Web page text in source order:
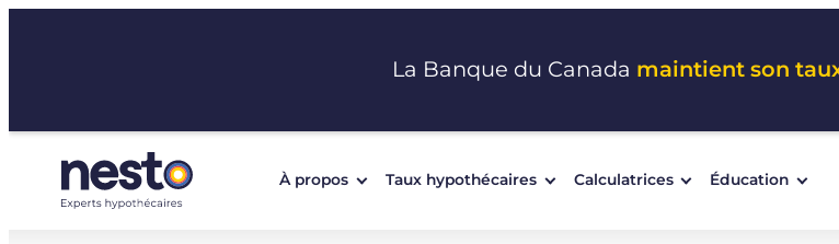
La Banque du Canada maintient son taux
À propos Taux hypothécaires Calculatrices Éducation